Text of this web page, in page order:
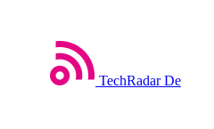
TechRadar De